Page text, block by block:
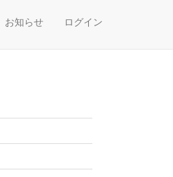
お知らせ ログイン